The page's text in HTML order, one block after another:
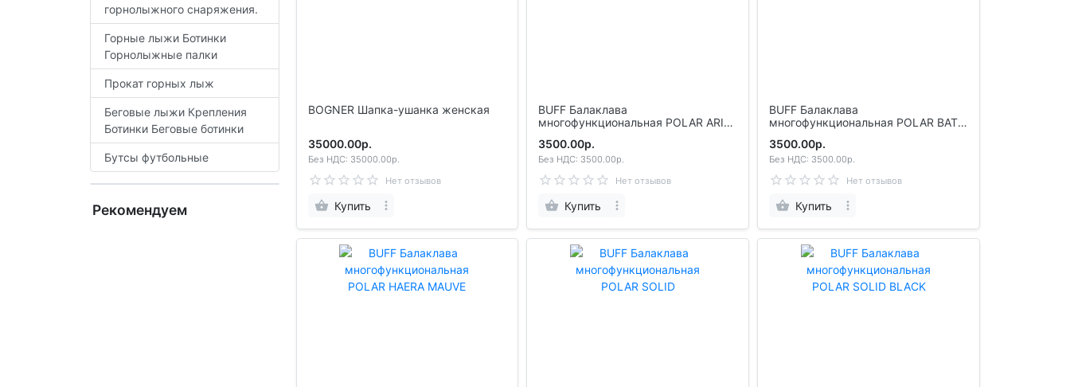
горнолыжного снаряжения.
Горные лыжи Ботинки
Горнолыжные палки
Прокат горных лыж
Беговые лыжи Крепления
Ботинки Беговые ботинки
Бутсы футбольные
Рекомендуем
BOGNER Шапка-ушанка женская
35000.00р.
Без НДС: 35000.00р.
Нет отзывов
Купить
BUFF Балаклава
многофункциональная POLAR ARIN
3500.00р.
Без НДС: 3500.00р.
Нет отзывов
Купить
BUFF Балаклава
многофункциональная POLAR BATIE
3500.00р.
Без НДС: 3500.00р.
Нет отзывов
Купить